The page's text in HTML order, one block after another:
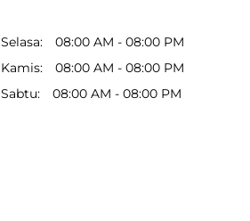
Selasa
08:00 AM - 08:00 PM
Kamis
08:00 AM - 08:00 PM
Sabtu
08:00 AM - 08:00 PM